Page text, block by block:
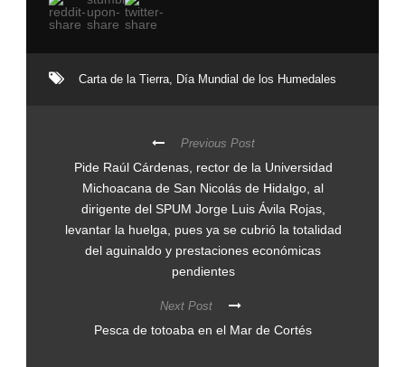
Carta de la Tierra Día Mundial de los Humedales
Previous Post
Pide Raúl Cárdenas, rector de la Universidad
Michoacana de San Nicolás de Hidalgo, al
dirigente del SPUM Jorge Luis Ávila Rojas,
levantar la huelga, pues ya se cubrió la totalidad
del aguinaldo y prestaciones económicas
pendientes
Next Post
Pesca de totoaba en el Mar de Cortés